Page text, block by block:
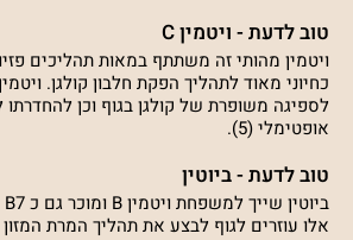
טוב לדעת - ויטמין C
ויטמין מהותי זה משתתף במאות תהליכים
לספיגה משופרת של קולגן בגוף וכן
אופטימלי (5).
טוב לדעת - ביוטין
אלו עוזרים לגוף לבצע את תהליך המרת המזון